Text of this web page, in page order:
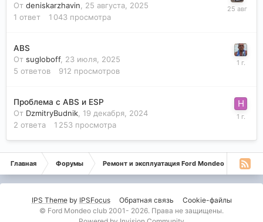
От deniskarzhavin, 25 августа, 2025
1 ответ 1 043 просмотра
ABS
От sugloboff, 23 июля, 2025
5 ответов 912 просмотров
Проблема с ABS и ESP
От DzmitryBudnik, 19 декабря, 2024
2 ответа 1 253 просмотра
Главная Форумы Ремонт и эксплуатация Ford Mondeo
IPS Themeby IPSFocus Обратная связь
Cookie-файлы
© Ford Mondeo club 2001- 2026. Права не защищены.